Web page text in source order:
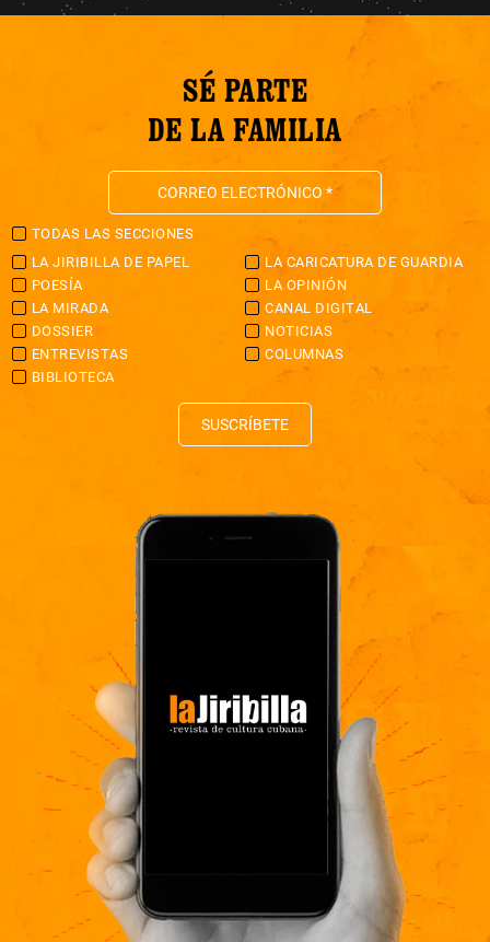
SÉ PARTE
DE LA FAMILIA
TODAS LAS SECCIONES
LA JIRIBILLA DE PAPEL
LA CARICATURA DE GUARDIA
POESÍA
LA OPINIÓN
LA MIRADA
CANAL DIGITAL
DOSSIER
NOTICIAS
ENTREVISTAS
COLUMNAS
BIBLIOTECA
SUSCRÍBETE